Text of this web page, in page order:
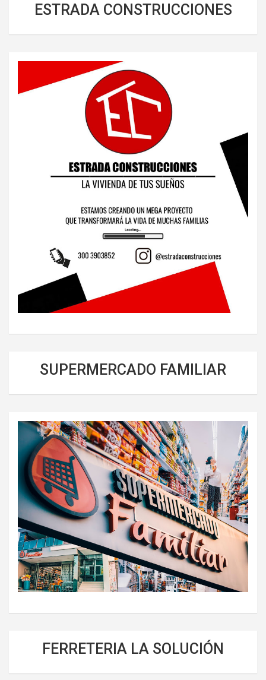
ESTRADA CONSTRUCCIONES
SUPERMERCADO FAMILIAR
FERRETERIA LA SOLUCIÓN